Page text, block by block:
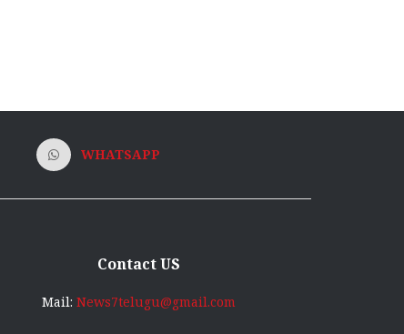
WHATSAPP
Contact US
Mail: News7telugu@gmail.com